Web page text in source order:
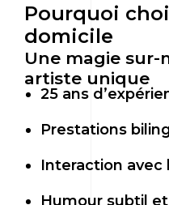
Pourquoi
domicile
Une magie sur-
artiste unique
25 ans
Prestations
Interaction avec
Humour subtil